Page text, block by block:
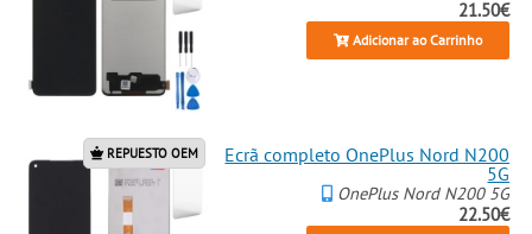
21.50€
Adicionar ao Carrinho
REPUESTO OEM
Ecrã completo OnePlus Nord N200
5G
OnePlus Nord N200 5G
22.50€